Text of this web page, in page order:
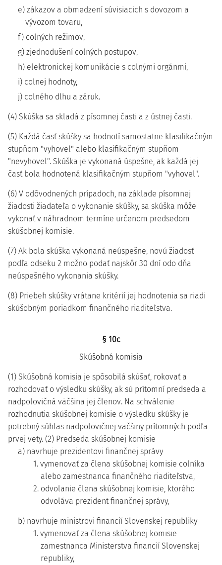
e) zákazov a obmedzení súvisiacich s dovozom a
vývozom tovaru,
f) colných režimov,
g) zjednodušení colných postupov,
h) elektronickej komunikácie s colnými orgánmi,
i) colnej hodnoty,
j) colného dlhu a záruk.
(4) Skúška sa skladá z písomnej časti a z ústnej časti.
(5) Každá časť skúšky sa hodnotí samostatne klasifikačným
stupňom "vyhovel" alebo klasifikačným stupňom
"nevyhovel". Skúška je vykonaná úspešne, ak každá jej
časť bola hodnotená klasifikačným stupňom "vyhovel".
(6) V odôvodnených prípadoch, na základe písomnej
žiadosti žiadateľa o vykonanie skúšky, sa skúška môže
vykonať v náhradnom termíne určenom predsedom
skúšobnej komisie.
(7) Ak bola skúška vykonaná neúspešne, novú žiadosť
podľa odseku 2 možno podať najskôr 30 dní odo dňa
neúspešného vykonania skúšky.
(8) Priebeh skúšky vrátane kritérií jej hodnotenia sa riadi
skúšobným poriadkom finančného riaditeľstva.
§ 10c
Skúšobná komisia
(1) Skúšobná komisia je spôsobilá skúšať, rokovať a
rozhodovať o výsledku skúšky, ak sú prítomní predseda a
nadpolovičná väčšina jej členov. Na schválenie
rozhodnutia skúšobnej komisie o výsledku skúšky je
potrebný súhlas nadpolovičnej väčšiny prítomných podľa
prvej vety. (2) Predseda skúšobnej komisie
a) navrhuje prezidentovi finančnej správy
1. vymenovať za člena skúšobnej komisie colníka
alebo zamestnanca finančného riaditeľstva,
2. odvolanie člena skúšobnej komisie, ktorého
odvoláva prezident finančnej správy,
b) navrhuje ministrovi financií Slovenskej republiky
1. vymenovať za člena skúšobnej komisie
zamestnanca Ministerstva financií Slovenskej
republiky,